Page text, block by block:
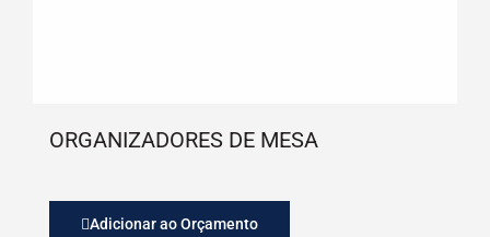
ORGANIZADORES DE MESA
Adicionar ao Orçamento